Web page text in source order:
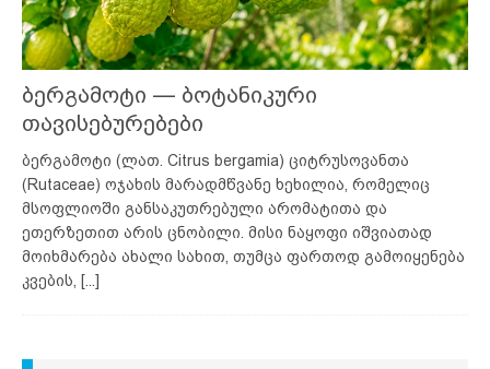
ბერგამოტი — ბოტანიკური
თავისებურებები
ბერგამოტი (ლათ. Citrus bergamia) ციტრუსოვანთა
(Rutaceae) ოჯახის მარადმწვანე ხეხილია, რომელიც
მსოფლიოში განსაკუთრებული არომატითა და
ეთერზეთით არის ცნობილი. მისი ნაყოფი იშვიათად
მოიხმარება ახალი სახით, თუმცა ფართოდ გამოიყენება
კვების,
[...]